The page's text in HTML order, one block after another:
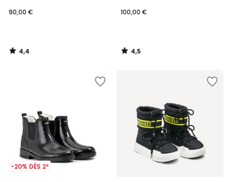
90,00 €
4,4
/
100,00 €
4,5
/
-20% DÈS 2*